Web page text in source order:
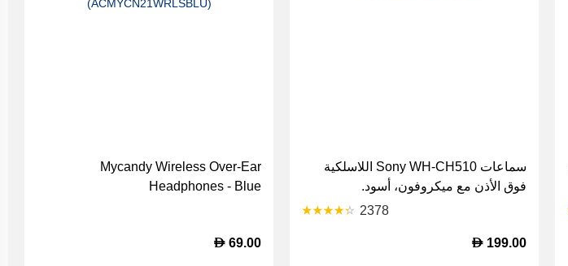
سماعات Sony WH-CH510 اللاسلكية
فوق الأذن مع ميكروفون، أسود.
2378
D 199.00
Mycandy Wireless Over-Ear
Headphones - Blue
D 69.00